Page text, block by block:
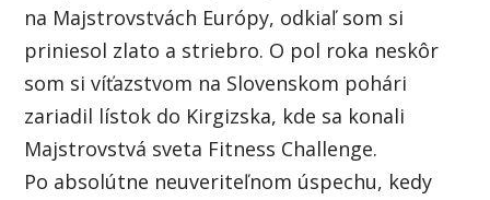
na Majstrovstvách Európy, odkiaľ som si
priniesol zlato a striebro. O pol roka neskôr
som si víťazstvom na Slovenskom pohári
zariadil lístok do Kirgizska, kde sa konali
Majstrovstvá sveta Fitness Challenge.
Po absolútne neuveriteľnom úspechu, kedy